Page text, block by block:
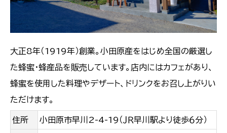
大正8年（1919年）創業。小田原産をはじめ全国の厳選し
た蜂蜜・蜂産品を販売しています。店内にはカフェがあり、
蜂蜜を使用した料理やデザート、ドリンクをお召し上がりい
ただけます。
住所 小田原市早川2-4-19（ＪＲ早川駅より徒歩６分）